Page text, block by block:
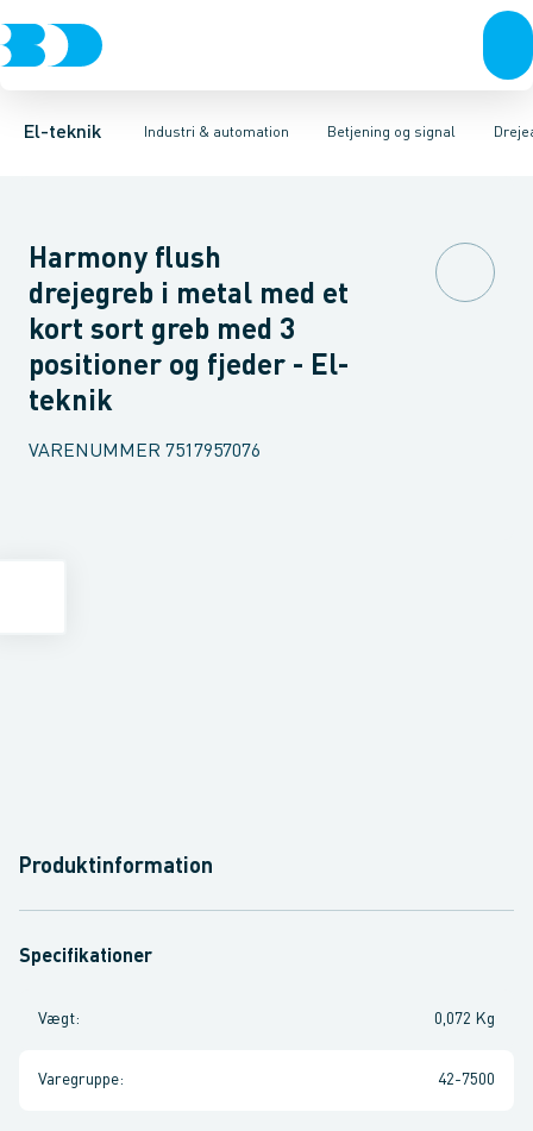
El-teknik Industri & automation
Afbrydere, stikkontakter & lampeudtagForgreningsmateriel
Betjening og signal
Industristiksystemer Frekvensomformere og softstartere
TrykknaphovedLystårn element, optiskTilslutningsmodul
Harmony flush
drejegreb i metal med et
kort sort greb med 3
positioner og fjeder - El-
teknik
VARENUMMER 7517957076
Produktinformation
Specifikationer
Vægt: 0,072 Kg
Varegruppe: 42-7500